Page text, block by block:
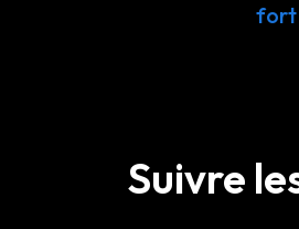
fort
Suivre